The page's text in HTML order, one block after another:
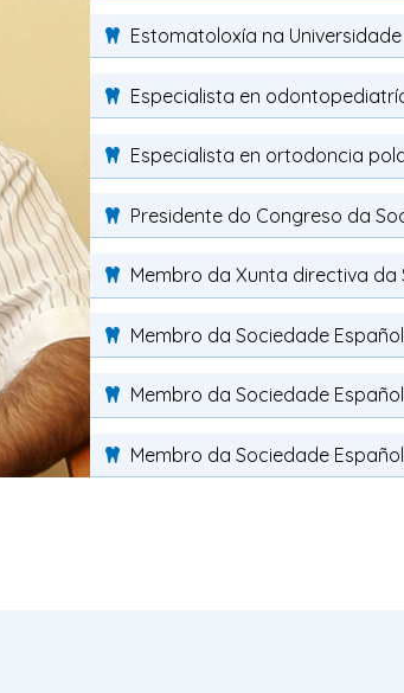
Estomatoloxía na
Especialista en
Especialista en ortodoncia
Presidente do Congreso da
Membro da Xunta directiva
Membro da Sociedade
Membro da Sociedade
Membro da Sociedade